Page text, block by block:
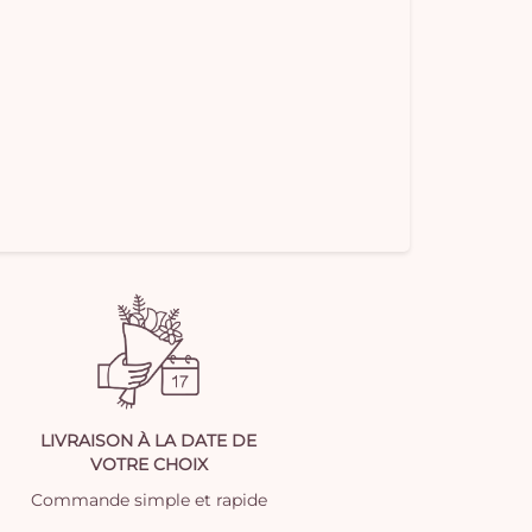
LIVRAISON À LA DATE DE
VOTRE CHOIX
Commande simple et rapide